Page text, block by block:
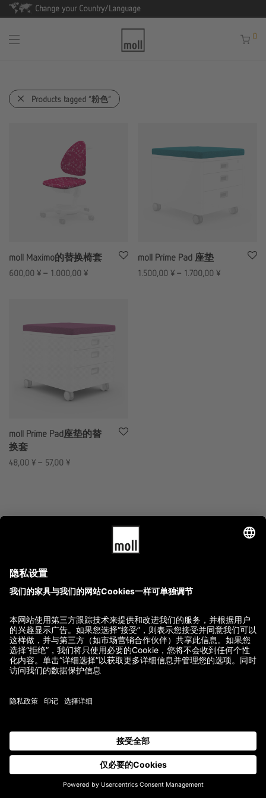
Change your Country/Language
0
Products tagged “粉色”
moll Maximo的替换椅套
600,00 ¥ – 1.000,00 ¥
moll Prime Pad 座垫
1.500,00 ¥ – 1.700,00 ¥
moll Prime Pad座垫的替
换套
48,00 ¥ – 57,00 ¥
AGB
Impressum
Versandkosten und -bedingungen
Datenschutzerklärung
Kontakt
护理说明
担保书